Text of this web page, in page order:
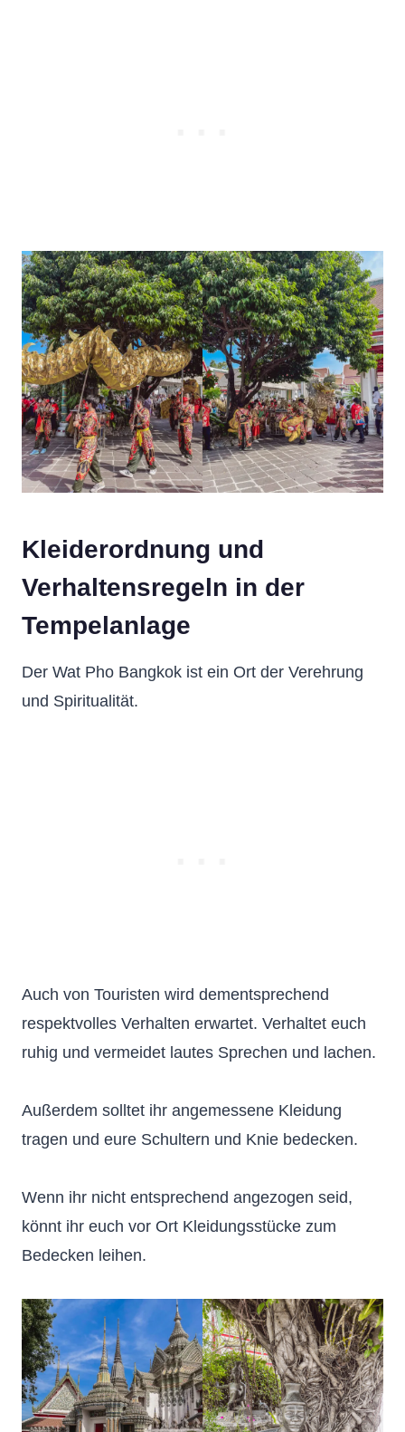
Kleiderordnung und
Verhaltensregeln in der
Tempelanlage
Der Wat Pho Bangkok ist ein Ort der Verehrung
und Spiritualität.
Auch von Touristen wird dementsprechend
respektvolles Verhalten erwartet. Verhaltet euch
ruhig und vermeidet lautes Sprechen und lachen.
Außerdem solltet ihr angemessene Kleidung
tragen und eure Schultern und Knie bedecken.
Wenn ihr nicht entsprechend angezogen seid,
könnt ihr euch vor Ort Kleidungsstücke zum
Bedecken leihen.